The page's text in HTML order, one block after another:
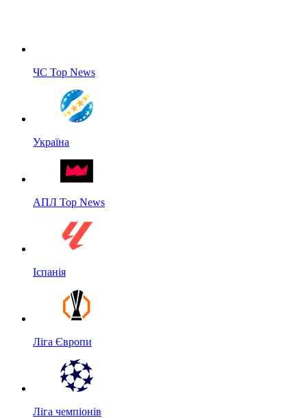
ЧС Top News
Україна
АПЛ Top News
Іспанія
Ліга Європи
Ліга чемпіонів